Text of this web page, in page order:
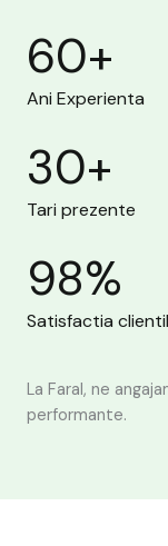
60+
Ani Experienta
30+
Tari prezente
98%
Satisfactia
La Faral, ne
performante.